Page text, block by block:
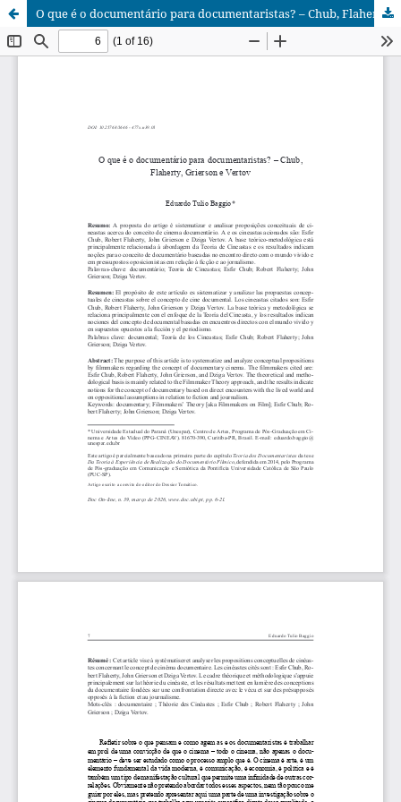
O que é o documentário para documentaristas? – Chub, Flaherty, Grierson e Vertov